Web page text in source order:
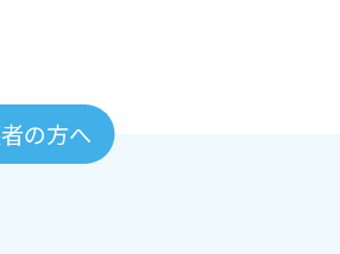
の方へ